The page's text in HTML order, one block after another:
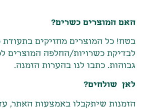
האם המוצרים כשרים?
בטח! כל המוצרים מחזיקים בתעודת
לבדיקת כשרויות/החלפה המוצרים
גבוהות. כתבו לנו בהערות הזמנה.
לאן שולחים?
הזמנות שיתקבלו באמצעות האתר,